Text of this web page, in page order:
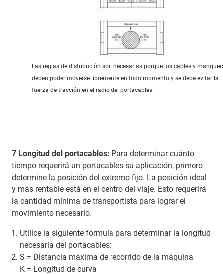
Las reglas de distribución son necesarias porque los cables y
deben poder moverse libremente en todo momento y se debe evitar la
fuerza de tracción en el radio del portacables.
7 Longitud del portacables: Para determinar cuánto
tiempo requerirá un portacables su aplicación, primero
determine la posición del extremo fijo. La posición ideal
y más rentable está en el centro del viaje. Esto requerirá
la cantidad mínima de transportista para lograr el
movimiento necesario.
Utilice la siguiente fórmula para determinar la longitud
necesaria del portacables:
S = Distancia máxima de recorrido de la máquina
K = Longitud de curva